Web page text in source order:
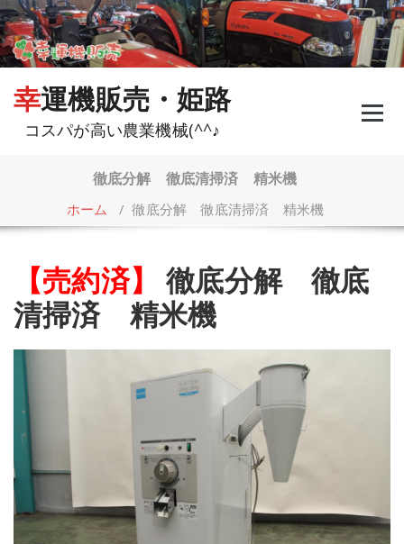
コ
ン
テ
ン
幸運機販売・姫路
コスパが高い農業機械(^^♪
徹底分解 徹底清掃済 精米機
ホーム /徹底分解 徹底清掃済 精米機
【売約済】
徹底分解 徹底
清掃済 精米機